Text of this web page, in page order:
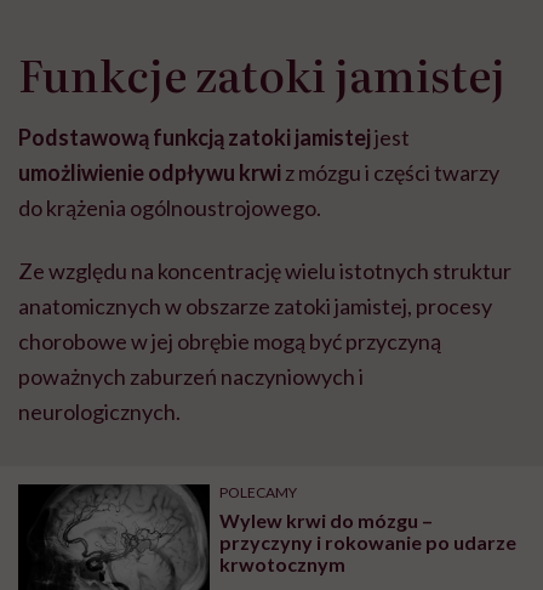
Funkcje zatoki jamistej
Podstawową funkcją zatoki jamistejjest
umożliwienie odpływu krwi z mózgu i części twarzy
do krążenia ogólnoustrojowego.
Ze względu na koncentrację wielu istotnych struktur
anatomicznych w obszarze zatoki jamistej, procesy
chorobowe w jej obrębie mogą być przyczyną
poważnych zaburzeń naczyniowych i
neurologicznych.
POLECAMY
Wylew krwi do mózgu –
przyczyny i rokowanie po udarze
krwotocznym